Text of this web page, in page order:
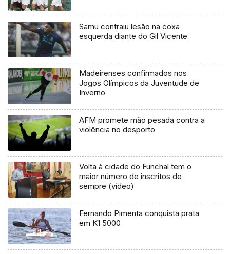
Samu contraiu lesão na coxa
esquerda diante do Gil Vicente
Madeirenses confirmados nos
Jogos Olímpicos da Juventude de
Inverno
AFM promete mão pesada contra a
violência no desporto
Volta à cidade do Funchal tem o
maior número de inscritos de
sempre (vídeo)
Fernando Pimenta conquista prata
em K1 5000